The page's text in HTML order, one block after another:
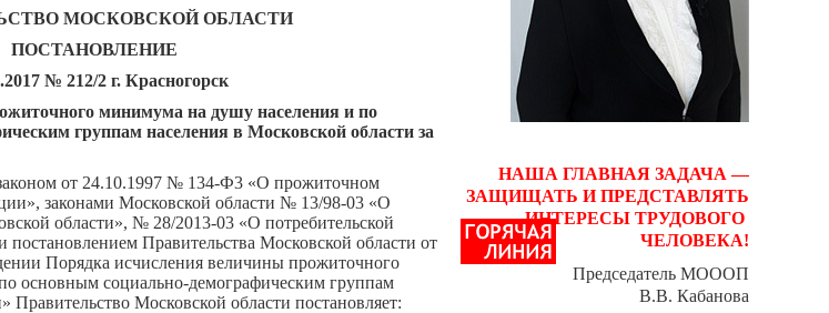
МОСКОВСКОЙ ОБЛАСТИ
ПОСТАНОВЛЕНИЕ
№ 212/2 г. Красногорск
минимума на душу населения и по
группам населения в Московской области за
от 24.10.1997 № 134-Ф3 «О прожиточном
законами Московской области № 13/98-03 «О
области», № 28/2013-03 «О потребительской
постановлением Правительства Московской области от
Порядка исчисления величины прожиточного
основным социально-демографическим группам
Правительство Московской области постановляет:
НАША ГЛАВНАЯ ЗАДАЧА —
ЗАЩИЩАТЬ ИПРЕДСТАВЛЯТЬ
ИНТЕРЕСЫ ТРУДОВОГО
ЧЕЛОВЕКА!
Председатель МОООП
В.В. Кабанова